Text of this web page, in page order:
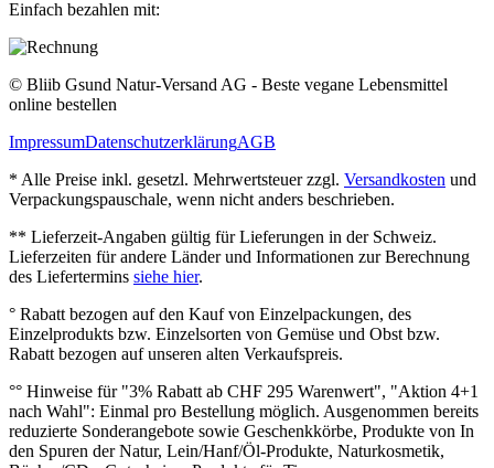
Einfach bezahlen mit:
© Bliib Gsund Natur-Versand AG - Beste vegane Lebensmittel
online bestellen
ImpressumDatenschutzerklärungAGB
* Alle Preise inkl. gesetzl. Mehrwertsteuer zzgl. Versandkosten und
Verpackungspauschale, wenn nicht anders beschrieben.
** Lieferzeit‐Angaben gültig für Lieferungen in der Schweiz.
Lieferzeiten für andere Länder und Informationen zur Berechnung
des Liefertermins siehe hier.
° Rabatt bezogen auf den Kauf von Einzelpackungen, des
Einzelprodukts bzw. Einzelsorten von Gemüse und Obst bzw.
Rabatt bezogen auf unseren alten Verkaufspreis.
°° Hinweise für "3% Rabatt ab CHF 295 Warenwert", "Aktion 4+1
nach Wahl": Einmal pro Bestellung möglich. Ausgenommen bereits
reduzierte Sonderangebote sowie Geschenkkörbe, Produkte von In
den Spuren der Natur, Lein/Hanf/Öl-Produkte, Naturkosmetik,